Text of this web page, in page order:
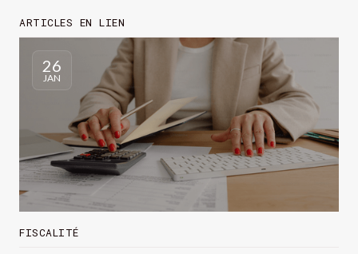
ARTICLES EN LIEN
26
JAN
FISCALITÉ